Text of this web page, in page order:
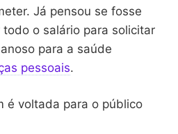
Já pensou se fosse
o salário para solicitar
para a saúde
pessoais.
é voltada para o público